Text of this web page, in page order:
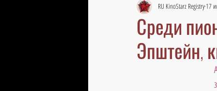
Среди
Эпштейн,
RU KinoStarz Registry 17